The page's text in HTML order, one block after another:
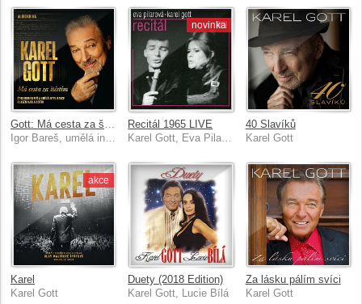
novinka
Recitál 1965 LIVE
40 Slavíků
Karel Gott
akce
Karel
Karel Gott
Duety (2018 Edition)
Karel Gott, Lucie Bílá
Za lásku pálím svíci
Karel Gott